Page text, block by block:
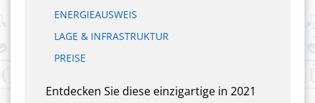
ENERGIEAUSWEIS
LAGE & INFRASTRUKTUR
PREISE
Entdecken Sie diese einzigartige in 2021